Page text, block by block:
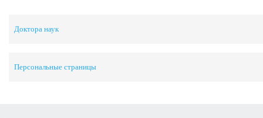
Доктора наук
Персональные страницы